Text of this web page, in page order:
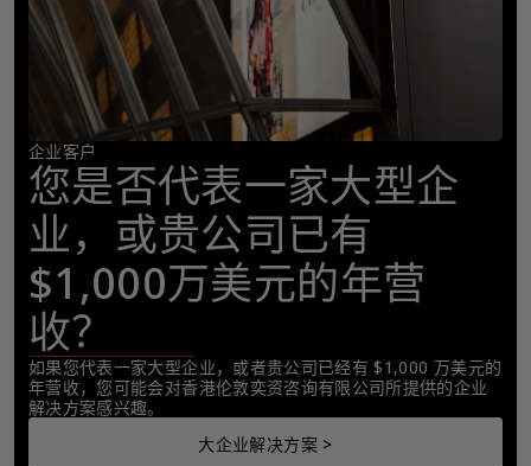
企业客户
您是否代表一家大型企
业，或贵公司已有
$1,000万美元的年营
收？
如果您代表一家大型企业，或者贵公司已经有 $1,000 万美元的
年营收，您可能会对香港伦敦奕资咨询有限公司所提供的企业
解决方案感兴趣。
大企业解决方案 >